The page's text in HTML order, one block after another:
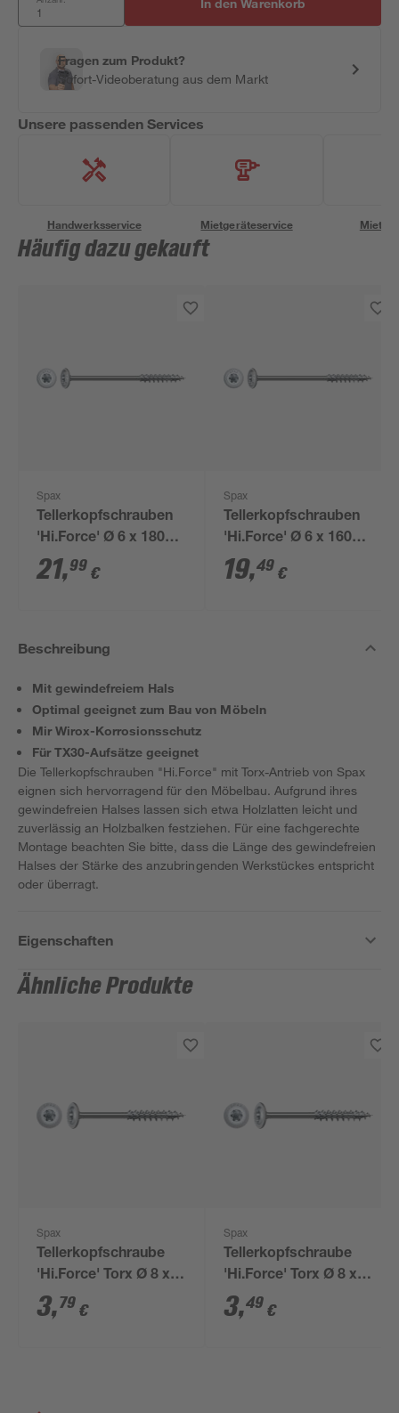
In den Warenkorb
Fragen zum Produkt?
Sofort-Videoberatung aus dem Markt
Unsere passenden Services
Handwerksservice Mietgeräteservice
Häufig dazu gekauft
Spax
Tellerkopfschrauben
'Hi.Force' Ø 6 x 180
mm 20 Stück
21,99 €
Spax
Tellerkopfschrauben
'Hi.Force' Ø 6 x 160
mm 20 Stück
19,49 €
Beschreibung
Mit gewindefreiem Hals
Optimal geeignet zum Bau von Möbeln
Mir Wirox-Korrosionsschutz
Für TX30-Aufsätze geeignet
Die Tellerkopfschrauben "Hi.Force" mit Torx-Antrieb von Spax
eignen sich hervorragend für den Möbelbau. Aufgrund ihres
gewindefreien Halses lassen sich etwa Holzlatten leicht und
zuverlässig an Holzbalken festziehen. Für eine fachgerechte
Montage beachten Sie bitte, dass die Länge des gewindefreien
Halses der Stärke des anzubringenden Werkstückes entspricht
oder überragt.
Eigenschaften
Ähnliche Produkte
Spax
Tellerkopfschraube
'Hi.Force' Torx Ø 8 x
240 mm
3,79 €
Spax
Tellerkopfschraube
'Hi.Force' Torx Ø 8 x
200 mm
3,49 €